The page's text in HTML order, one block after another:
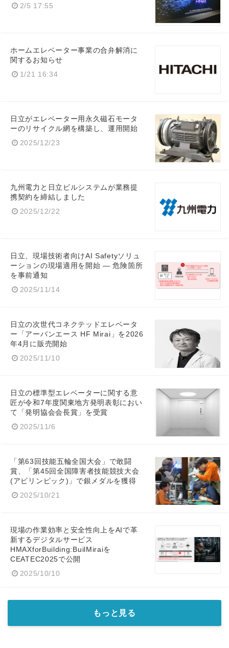
2/5 17:55
ホームエレベーター事業の合弁解消に
関するお知らせ
1/21 16:34
日立がエレベーター用永久磁石モータ
ーのリサイクル網を構築し、運用開始
2025/12/23
九州電力と日立ビルシステムが業務提
携契約を締結しました
2025/12/22
日立、現場技術者向けAI Safetyソリュ
ーションの現場適用を開始 ― 危険箇所
を事前通知
2025/11/14
日立の次世代コネクテッドエレベータ
ー「アーバンエース HF Mirai」を2026
年4月に販売開始
2025/11/10
日立の標準型エレベーターに関する意
匠が令和7年度関東地方発明表彰におい
て「発明協会会長賞」を受賞
2025/11/6
「第63回技能五輪全国大会」で敢闘
賞、「第45回全国障害者技能競技大会
(アビリンピック)」で銀メダルを獲得
2025/10/21
現場の作業効率と安全性向上をAIで革
新するデジタルサービス
HMAXforBuilding:BuilMiraiを
CEATEC2025で公開
2025/10/10
もっと見る